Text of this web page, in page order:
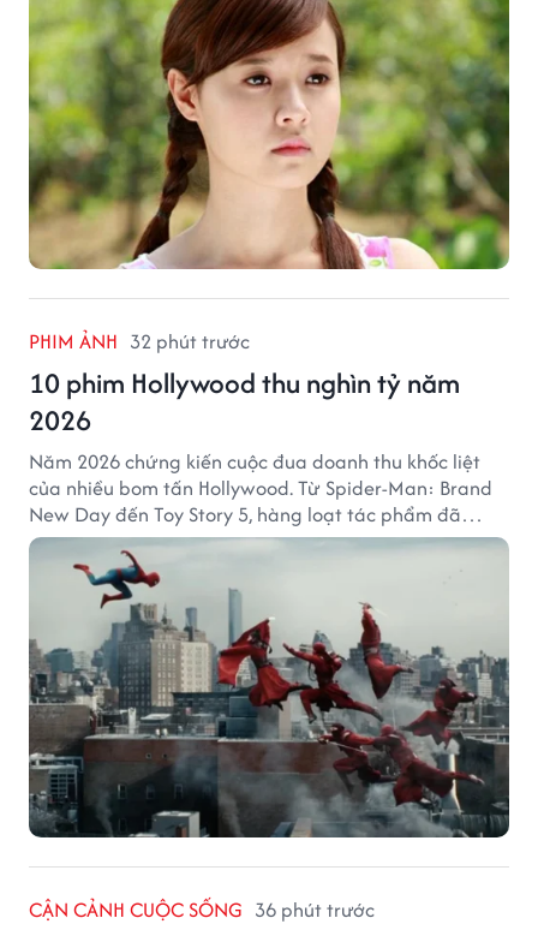
PHIM ẢNH 32 phút trước
10 phim Hollywood thu nghìn tỷ năm
2026
Năm 2026 chứng kiến cuộc đua doanh thu khốc liệt
của nhiều bom tấn Hollywood. Từ Spider-Man: Brand
New Day đến Toy Story 5, hàng loạt tác phẩm đã
mang về hàng chục nghìn tỷ đồng và tạo nên những
cột mốc đáng nhớ tại phòng vé toàn cầu.
CẬN CẢNH CUỘC SỐNG 36 phút trước